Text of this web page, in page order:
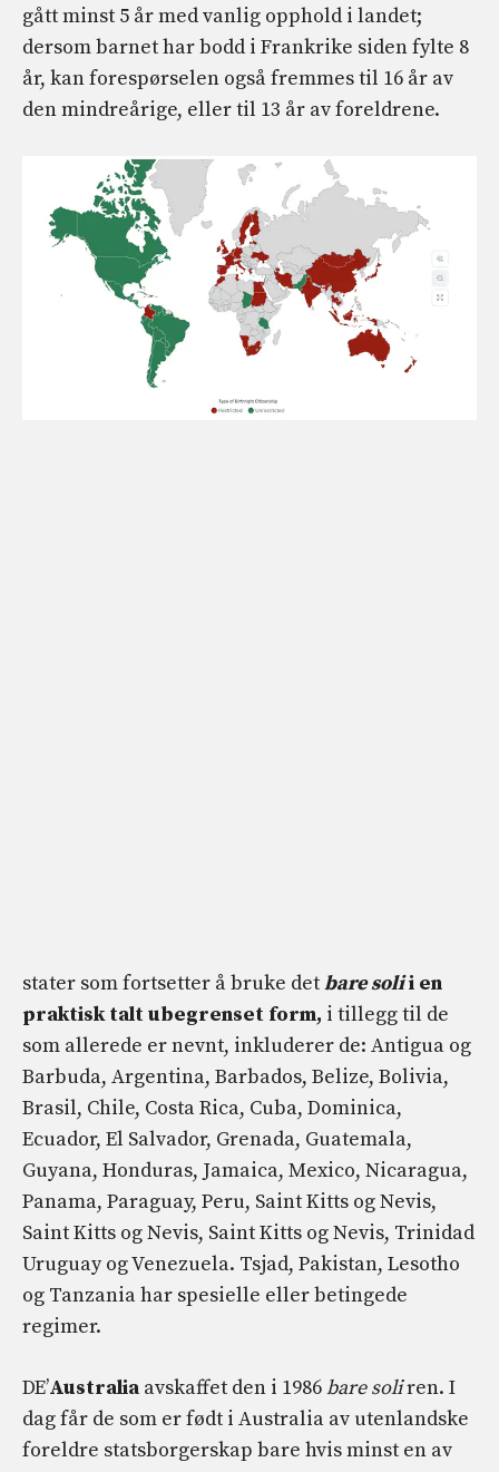
gått minst 5 år med vanlig opphold i landet;
dersom barnet har bodd i Frankrike siden fylte 8
år, kan forespørselen også fremmes til 16 år av
den mindreårige, eller til 13 år av foreldrene.
stater som fortsetter å bruke detbare solii en
praktisk talt ubegrenset form, i tillegg til de
som allerede er nevnt, inkluderer de: Antigua og
Barbuda, Argentina, Barbados, Belize, Bolivia,
Brasil, Chile, Costa Rica, Cuba, Dominica,
Ecuador, El Salvador, Grenada, Guatemala,
Guyana, Honduras, Jamaica, Mexico, Nicaragua,
Panama, Paraguay, Peru, Saint Kitts og Nevis,
Saint Kitts og Nevis, Saint Kitts og Nevis, Trinidad
Uruguay og Venezuela. Tsjad, Pakistan, Lesotho
og Tanzania har spesielle eller betingede
regimer.
DE’Australia avskaffet den i 1986bare soliren. I
dag får de som er født i Australia av utenlandske
foreldre statsborgerskap bare hvis minst en av